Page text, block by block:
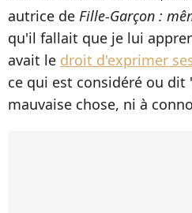
autrice de Fille-Garçon :
qu'il fallait que je lui
avait le droit d'exprimer
ce qui est considéré ou
mauvaise chose, ni à